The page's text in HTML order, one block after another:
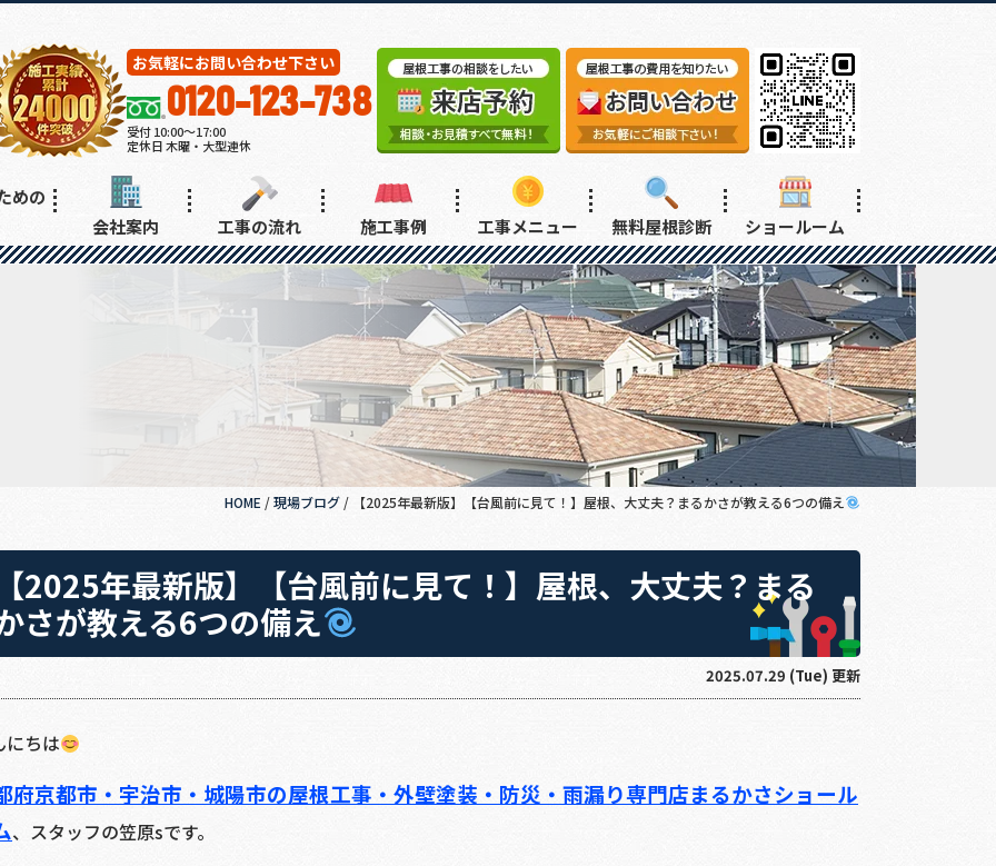
お気軽にお問い合わせ下さい
0120-123-738
受付 10:00～17:00
定休日 木曜・大型連休
めの
会社案内
工事の流れ 施工事例 工事メニュー 無料屋根診断 ショールーム
HOME /現場ブログ / 【2025年最新版】【台風前に見て！】屋根、大丈夫？まるかさが教える6つの備え
2025年最新版】【台風前に見て！】屋根、大丈夫？まる
さが教える6つの備え
2025.07.29 (Tue) 更新
にちは
府京都市・宇治市・城陽市の屋根工事・外壁塗装・防災・雨漏り専門店まるかさショール
、スタッフの笠原sです。